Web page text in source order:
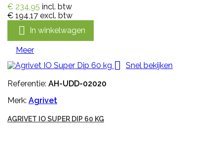
€ 234,95 incl. btw
€ 194,17 excl. btw
 In winkelwagen
Meer

Snel bekijken
Referentie: AH-UDD-02020
Merk: Agrivet
AGRIVET IO SUPER DIP 60 KG